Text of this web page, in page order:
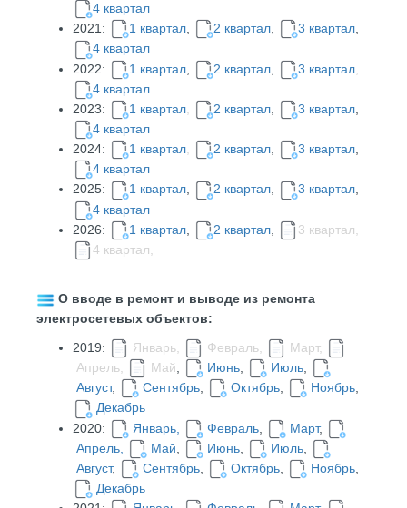
4 квартал
2021:
1 квартал, 2 квартал, 3 квартал,
4 квартал
2022:
1 квартал 2 квартал 3 квартал
4 квартал
2023:
1 квартал 2 квартал 3 квартал
4 квартал
2024:
1 квартал 2 квартал 3 квартал
4 квартал
2025:
1 квартал, 2 квартал, 3 квартал,
4 квартал
2026:
1 квартал 2 квартал
3 квартал,
4 квартал,
О вводе в ремонт и выводе из ремонта
электросетевых объектов:
2019:
Январь, Февраль,
Март,
Апрель,
Май Июнь Июль
Август, Сентябрь, Октябрь, Ноябрь,
Декабрь
2020:
Январь, Февраль Март,
Апрель,
Май Июнь Июль
Август, Сентябрь Октябрь Ноябрь
Декабрь